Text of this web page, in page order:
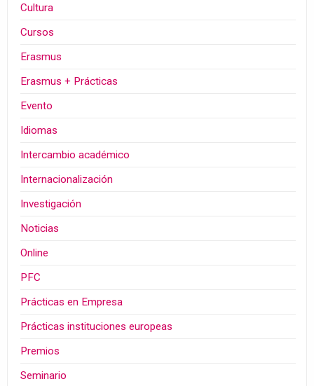
Cultura
Cursos
Erasmus
Erasmus + Prácticas
Evento
Idiomas
Intercambio académico
Internacionalización
Investigación
Noticias
Online
PFC
Prácticas en Empresa
Prácticas instituciones europeas
Premios
Seminario